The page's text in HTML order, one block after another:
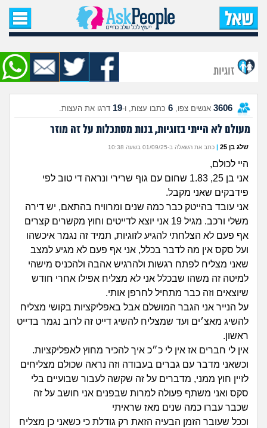
עמוד הבית
שאל שאלה
שאלות חדשות
שאלות שעוררו עניין
עצות חדשות
מה קורה כאן?
מתחם הטיפים
מדורים
זוגיות
הורות ומשפחה
מתבגרים
מהבקו"ם... ועד מתי?!
לימודים וסטודנטים
חיפוש שאלות
הרשמה התחברות
זוגיות
3606 אנשים צפו, 6 כתבו עצות, ו-19 דרגו את העצות.
מעולם לא הייתי בזוגיות, בנות מסתכלות על זה מוזר
שלג בן 25 | כתב את השאלה ב-01/09/25 בשעה 10:38
היי לכולם,
אני בן 25, 1.83 שחום עם גוף שרירי ונראה די טוב לפי
פידבקים שאני מקבל.
אני עובד בהייטק כבר כמה שנים ומרוויח בהתאם, יש דירה
משלי ורכב. מגיל 19 אני יוצא לדייטים וחוץ מקשרים קצרים
אף פעם לא הצלחתי להגיע לזוגיות, תמיד זה נגמר איכשהו
ועל סקס אין מה לדבר בכלל, אני אף פעם לא מגיע למצב
שאני מצליח לפתח רגשות ולהרגיש אהבה ולהכניס מישהי
למיטה זה משהו שבכלל אני לא מצליח אפילו אחרי חודש
שיוצאים וזה כבר מתחיל לחרפן אותי.
על הנייר אני הגבר המושלם אבל באפליקציות בקושי מצליח
להשיג מאצ׳ים ועד שמצליח להשיג דייט זה לרוב נגמר בדייט
ראשון.
אין לי חברים אז אין לי כ״כ איך להכיר מחוץ לאפליקציות.
וכשאני מדבר עם גברים בעבודה וזה נראה שכולם מצליחים
לזיין חוץ ממני, מדברים על זה שקשה לעבור שבועיים בלי
סקס ואני משתף פעולה למרות שבפנים אני חושב על זה
שכבר עברו כמה שנים מאז שראיתי
וככל שעובר הזמן הבעיה הזאת רק גודלת כי כשאני כן מצליח